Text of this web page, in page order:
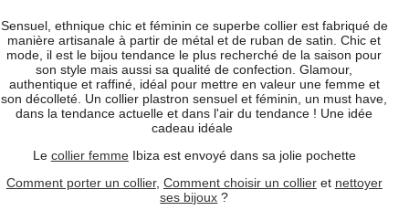
Sensuel, ethnique chic et féminin ce superbe collier est fabriqué de
manière artisanale à partir de métal et de ruban de satin. Chic et
mode, il est le bijou tendance le plus recherché de la saison pour
son style mais aussi sa qualité de confection. Glamour,
authentique et raffiné, idéal pour mettre en valeur une femme et
son décolleté. Un collier plastron sensuel et féminin, un must have,
dans la tendance actuelle et dans l'air du tendance ! Une idée
cadeau idéale
Le collier femmeIbiza est envoyé dans sa jolie pochette
Comment porter un collier, Comment choisir un collieret nettoyer
ses bijoux ?